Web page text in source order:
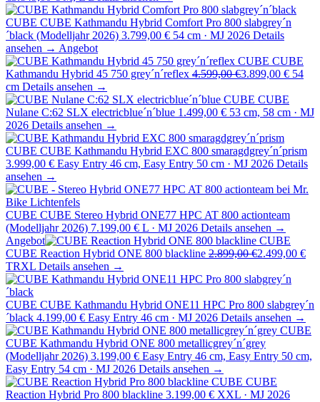
CUBE CUBE Kathmandu Hybrid Comfort Pro 800 slabgrey´n
´black (Modelljahr 2026) 3.799,00 € 54 cm · MJ 2026 Details
ansehen → Angebot
CUBE CUBE
Kathmandu Hybrid 45 750 grey´n´reflex 4.599,00 €3.899,00 € 54
cm Details ansehen →
CUBE CUBE
Nulane C:62 SLX electricblue´n´blue 1.499,00 € 53 cm, 58 cm · MJ
2026 Details ansehen →
CUBE CUBE Kathmandu Hybrid EXC 800 smaragdgrey´n´prism
3.999,00 € Easy Entry 46 cm, Easy Entry 50 cm · MJ 2026 Details
ansehen →
CUBE CUBE Stereo Hybrid ONE77 HPC AT 800 actionteam
(Modelljahr 2026) 7.199,00 € L · MJ 2026 Details ansehen →
Angebot
CUBE
CUBE Reaction Hybrid ONE 800 blackline 2.899,00 €2.499,00 €
TRXL Details ansehen →
CUBE CUBE Kathmandu Hybrid ONE11 HPC Pro 800 slabgrey´n
´black 4.199,00 € Easy Entry 46 cm · MJ 2026 Details ansehen →
CUBE
CUBE Kathmandu Hybrid ONE 800 metallicgrey´n´grey
(Modelljahr 2026) 3.199,00 € Easy Entry 46 cm, Easy Entry 50 cm,
Easy Entry 54 cm · MJ 2026 Details ansehen →
CUBE CUBE
Reaction Hybrid Pro 800 blackline 3.199,00 € XXL · MJ 2026